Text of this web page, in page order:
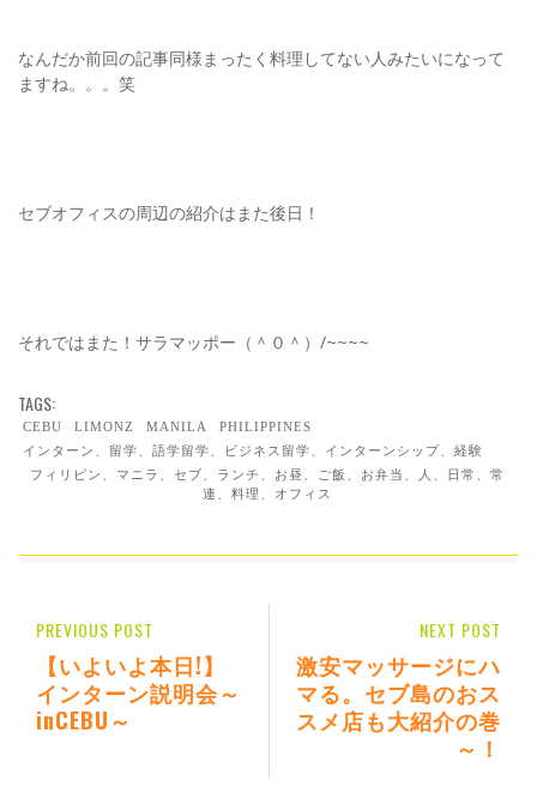
なんだか前回の記事同様まったく料理してない人みたいになって
ますね。。。笑
セブオフィスの周辺の紹介はまた後日！
それではまた！サラマッポー（＾０＾）/~~~~
TAGS:
CEBU LIMONZ MANILA
PHILIPPINES
インターン、留学、語学留学、ビジネス留学、インターンシップ、経験
フィリピン、マニラ、セブ、ランチ、お昼、ご飯、お弁当、人、日常、常
連、料理、オフィス
NEXT POST
激安マッサージにハ
マる。セブ島のおス
スメ店も大紹介の巻
～！
PREVIOUS POST
【いよいよ本日!】
インターン説明会～
inCEBU～